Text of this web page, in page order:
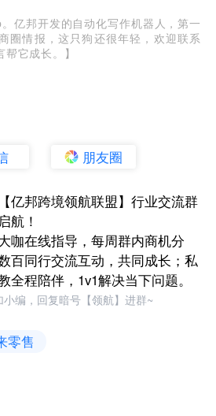
亿邦开发的自动化写作机器人，第一
圈情报，这只狗还很年轻，欢迎联系
它成长。】
朋友圈
亿邦跨境领航联盟】行业交流群
航！
咖在线指导，每周群内商机分
百同行交流互动，共同成长；私
全程陪伴，1v1解决当下问题。
小编，回复暗号【领航】进群~
零售